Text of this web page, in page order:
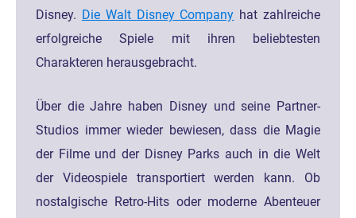
Disney. Die Walt Disney Company hat zahlreiche
erfolgreiche Spiele mit ihren beliebtesten
Charakteren herausgebracht.
Über die Jahre haben Disney und seine Partner-
Studios immer wieder bewiesen, dass die Magie
der Filme und der Disney Parks auch in die Welt
der Videospiele transportiert werden kann. Ob
nostalgische Retro-Hits oder moderne Abenteuer